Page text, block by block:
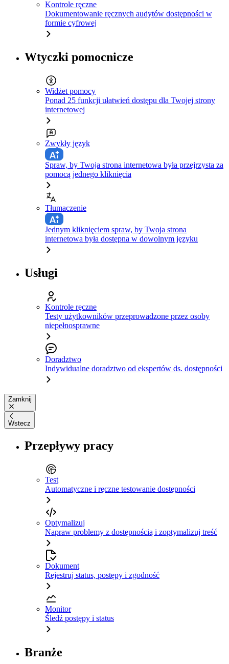
Kontrole ręczne
Dokumentowanie ręcznych audytów dostępności w
formie cyfrowej
Wtyczki pomocnicze
Widżet pomocy
Ponad 25 funkcji ułatwień dostępu dla Twojej strony
internetowej
Zwykły język
Spraw, by Twoja strona internetowa była przejrzysta za
pomocą jednego kliknięcia
Tłumaczenie
Jednym kliknięciem spraw, by Twoja strona
internetowa była dostępna w dowolnym języku
Usługi
Kontrole ręczne
Testy użytkowników przeprowadzone przez osoby
niepełnosprawne
Doradztwo
Indywidualne doradztwo od ekspertów ds. dostępności
Zamknij
Wstecz
Przepływy pracy
Test
Automatyczne i ręczne testowanie dostępności
Optymalizuj
Napraw problemy z dostępnością i zoptymalizuj treść
Dokument
Rejestruj status, postępy i zgodność
Monitor
Śledź postępy i status
Branże